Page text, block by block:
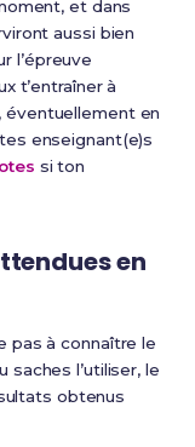
et dans
aussi bien
l’épreuve
t’entraîner à
en
enseignant(e)s
si ton
en
pas à connaître le
l’utiliser, le
obtenus